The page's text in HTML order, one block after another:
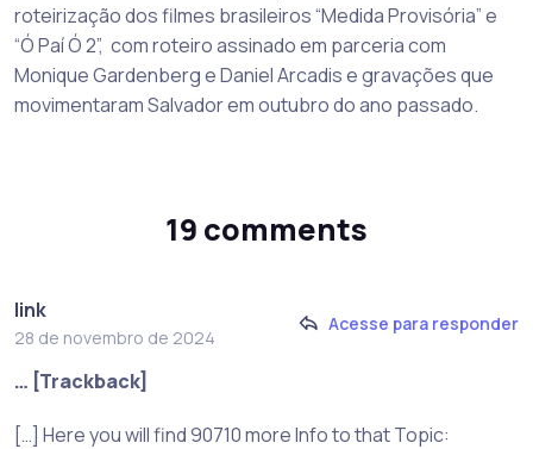
roteirização dos filmes brasileiros “Medida Provisória” e
“Ó Paí Ó 2”, com roteiro assinado em parceria com
Monique Gardenberg e Daniel Arcadis e gravações que
movimentaram Salvador em outubro do ano passado.
19 comments
link
28 de novembro de 2024
Acesse para responder
… [Trackback]
[…] Here you will find 90710 more Info to that Topic: